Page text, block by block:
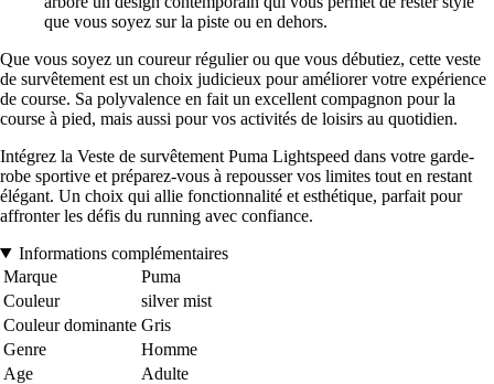
que vous soyez sur la piste ou en dehors.
Que vous soyez un coureur régulier ou que vous débutiez, cette veste
de survêtement est un choix judicieux pour améliorer votre expérience
de course. Sa polyvalence en fait un excellent compagnon pour la
course à pied, mais aussi pour vos activités de loisirs au quotidien.
Intégrez la Veste de survêtement Puma Lightspeed dans votre garde-
robe sportive et préparez-vous à repousser vos limites tout en restant
élégant. Un choix qui allie fonctionnalité et esthétique, parfait pour
affronter les défis du running avec confiance.
Informations complémentaires
Marque
Puma
Couleur
silver mist
Couleur dominante Gris
Genre
Homme
Age
Adulte